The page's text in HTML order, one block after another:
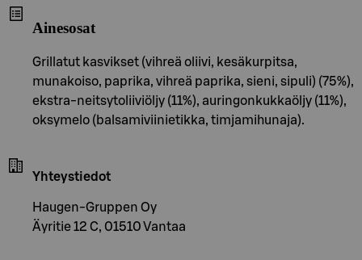
Ainesosat
Grillatut kasvikset (vihreä oliivi, kesäkurpitsa,
munakoiso, paprika, vihreä paprika, sieni, sipuli) (75%),
ekstra-neitsytoliiviöljy (11%), auringonkukkaöljy (11%),
oksymelo (balsamiviinietikka, timjamihunaja).
Yhteystiedot
Haugen-Gruppen Oy
Äyritie 12 C, 01510 Vantaa